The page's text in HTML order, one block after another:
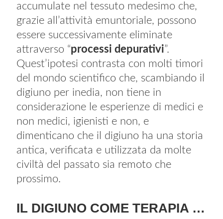
accumulate nel tessuto medesimo che,
grazie all’attività emuntoriale, possono
essere successivamente eliminate
attraverso “processi depurativi”.
Quest’ipotesi contrasta con molti timori
del mondo scientifico che, scambiando il
digiuno per inedia, non tiene in
considerazione le esperienze di medici e
non medici, igienisti e non, e
dimenticano che il digiuno ha una storia
antica, verificata e utilizzata da molte
civiltà del passato sia remoto che
prossimo.
IL DIGIUNO COME TERAPIA …